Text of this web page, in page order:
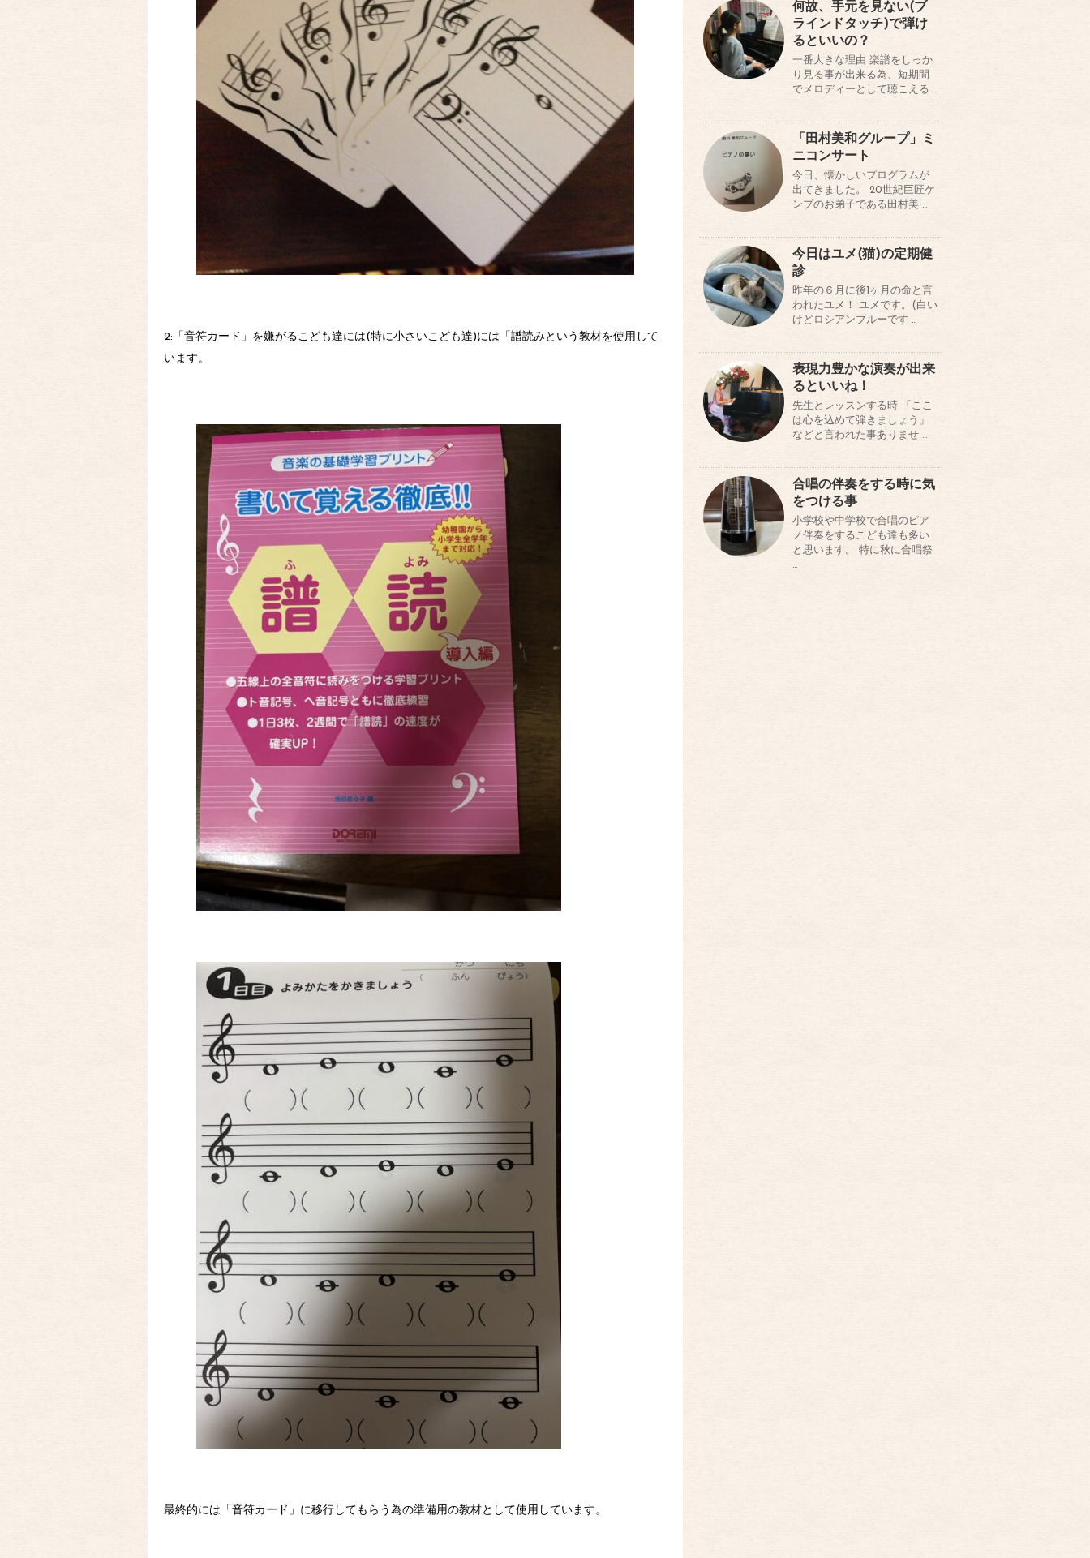
2:「音符カード」を嫌がるこども達には(特に小さいこども達)には「譜読みという教材を使用して
います。
最終的には「音符カード」に移行してもらう為の準備用の教材として使用しています。
何故、手元を見ない(ブ
ラインドタッチ)で弾け
るといいの？
一番大きな理由 楽譜をしっか
り見る事が出来る為、短期間
でメロディーとして聴こえる …
「田村美和グループ」ミ
ニコンサート
今日、懐かしいプログラムが
出てきました。 20世紀巨匠ケ
ンプのお弟子である田村美 …
今日はユメ(猫)の定期健
診
昨年の６月に後1ヶ月の命と言
われたユメ！ ユメです。(白い
けどロシアンブルーです …
表現力豊かな演奏が出来
るといいね！
先生とレッスンする時 「ここ
は心を込めて弾きましょう」
などと言われた事ありませ …
合唱の伴奏をする時に気
をつける事
小学校や中学校で合唱のピア
ノ伴奏をするこども達も多い
と思います。 特に秋に合唱祭
…